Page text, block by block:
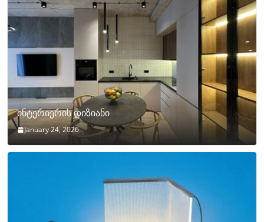
ინტერიერის დიზიანი
January 24, 2026